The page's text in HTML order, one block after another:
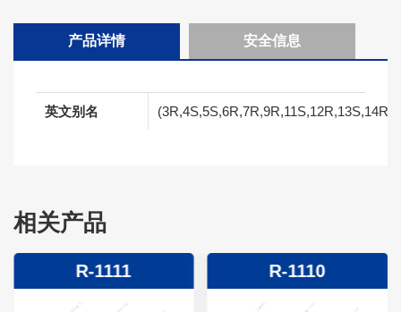
产品详情 安全信息
英文别名
相关产品
R-1111 R-1110